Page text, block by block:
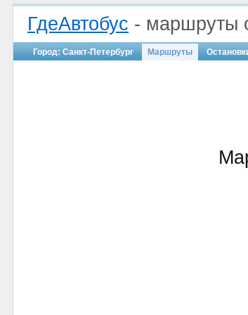
ГдеАвтобус - маршруты
Город: Санкт-Петербург Маршруты